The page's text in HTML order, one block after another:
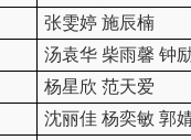
张雯婷 施辰楠
汤袁华 柴雨馨 钟
杨星欣 范天爱
沈丽佳 杨奕敏 郭